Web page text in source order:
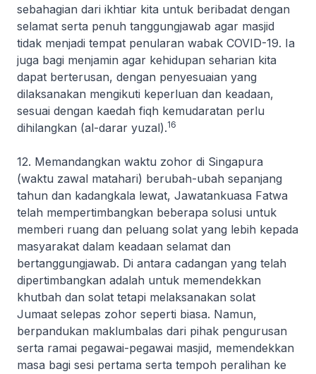
sebahagian dari ikhtiar kita untuk beribadat dengan
selamat serta penuh tanggungjawab agar masjid
tidak menjadi tempat penularan wabak COVID-19. Ia
juga bagi menjamin agar kehidupan seharian kita
dapat berterusan, dengan penyesuaian yang
dilaksanakan mengikuti keperluan dan keadaan,
sesuai dengan kaedah fiqh kemudaratan perlu
dihilangkan (al-darar yuzal).16
12. Memandangkan waktu zohor di Singapura
(waktu zawal matahari) berubah-ubah sepanjang
tahun dan kadangkala lewat, Jawatankuasa Fatwa
telah mempertimbangkan beberapa solusi untuk
memberi ruang dan peluang solat yang lebih kepada
masyarakat dalam keadaan selamat dan
bertanggungjawab. Di antara cadangan yang telah
dipertimbangkan adalah untuk memendekkan
khutbah dan solat tetapi melaksanakan solat
Jumaat selepas zohor seperti biasa. Namun,
berpandukan maklumbalas dari pihak pengurusan
serta ramai pegawai-pegawai masjid, memendekkan
masa bagi sesi pertama serta tempoh peralihan ke